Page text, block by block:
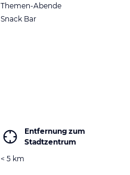
Themen-Abende
Snack Bar
Entfernung zum
Stadtzentrum
< 5 km